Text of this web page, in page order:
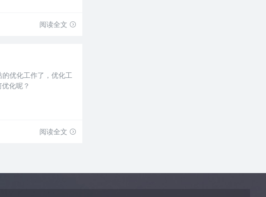
阅读全文
优化工作了，优化工
化呢？
阅读全文